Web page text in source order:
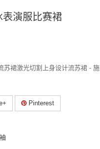
演服比赛裙
苏裙激光切割上身设计流苏裙 - 施
Pinterest